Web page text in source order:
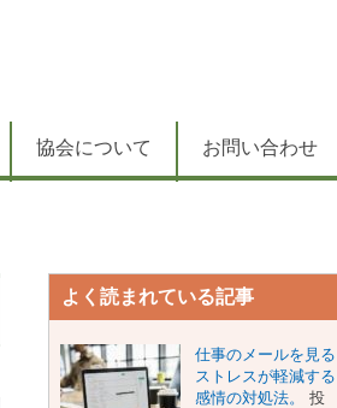
協会について お問い合わせ
よく読まれている記事
仕事のメールを見る
ストレスが軽減する
感情の対処法。
投